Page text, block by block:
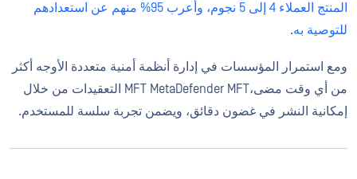
المنتج العملاء 4 إلى 5 نجوم، وأعرب 95% منهم عن استعدادهم
للتوصية به.
ومع استمرار المؤسسات في إدارة أنظمة أمنية متعددة الأوجه أكثر
من أي وقت مضى،MFT MetaDefender MFT التعقيدات من خلال
إمكانية النشر في غضون دقائق، ويضمن تجربة سلسة للمستخدم.